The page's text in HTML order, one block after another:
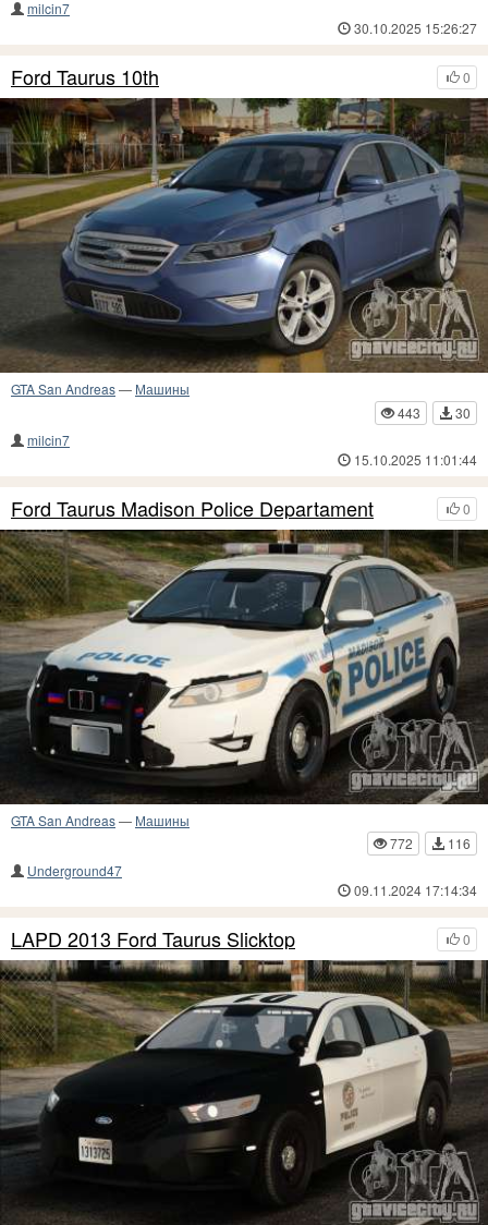
milcin7
30.10.2025 15:26:27
0
Ford Taurus 10th
GTA San Andreas— Машины
443
30
milcin7
15.10.2025 11:01:44
0
Ford Taurus Madison Police Departament
GTA San Andreas— Машины
772
116
Underground47
09.11.2024 17:14:34
0
LAPD 2013 Ford Taurus Slicktop